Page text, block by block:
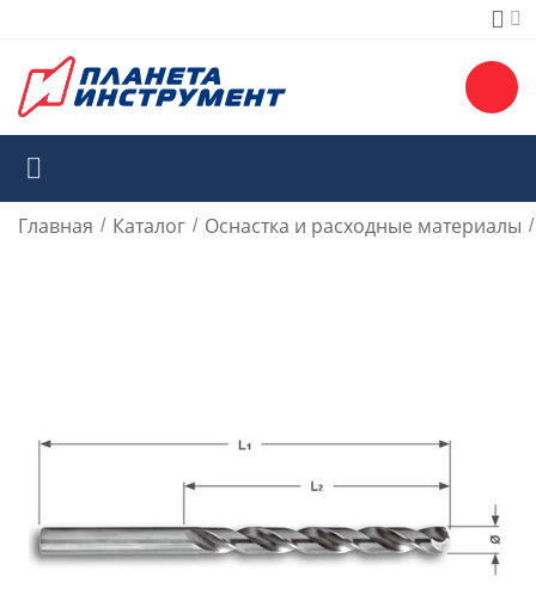
Главная / Каталог / Оснастка и расходные материалы /